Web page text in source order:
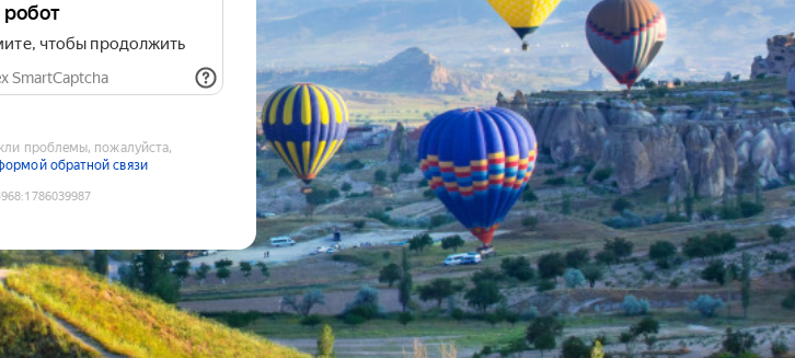
робот
чтобы продолжить
SmartCaptcha
проблемы, пожалуйста,
обратной связи
:1786039987